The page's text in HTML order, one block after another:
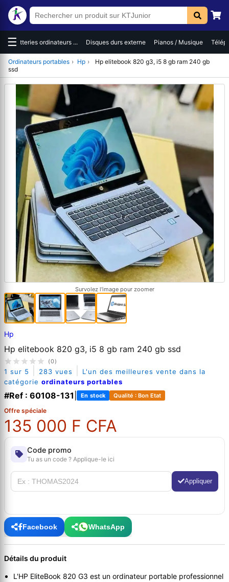
☰Batteries ordinateurs ... Disques durs externe Pianos / Musique
Ordinateurs portables › Hp ›
Hp elitebook 820 g3, i5 8 gb ram 240 gb
ssd
Survolez l'image pour zoomer
Hp
Hp elitebook 820 g3, i5 8 gb ram 240 gb ssd
(0)
1 sur 5 283 vues
L'un des meilleures vente dans la
catégorie ordinateurs portables
#Ref : 60108-131 En stock Qualité : Bon Etat
Offre spéciale
135 000 F CFA
Code promo
Tu as un code ? Applique-le ici
Appliquer
Facebook WhatsApp
Détails du produit
L'HP EliteBook 820 G3 est un ordinateur portable professionnel